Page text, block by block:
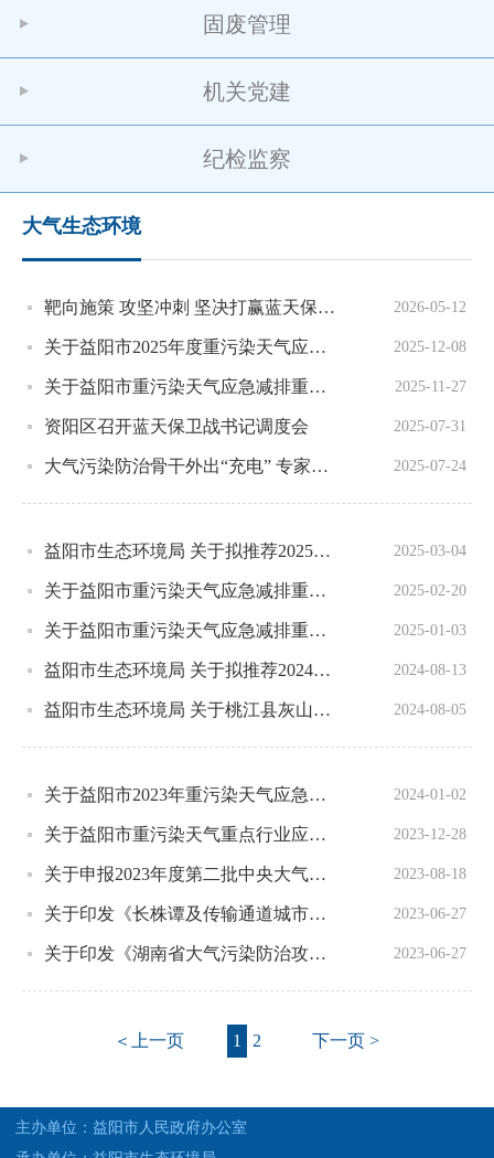
固废管理
机关党建
纪检监察
大气生态环境
靶向施策 攻坚冲刺 坚决打赢蓝天保卫战——沅江市召开大气污染防治工作调度推进会 2026-05-12
关于益阳市2025年度重污染天气应急减排清单的公示 2025-12-08
关于益阳市重污染天气应急减排重点行业绩效提级企业名单的公示 2025-11-27
资阳区召开蓝天保卫战书记调度会 2025-07-31
大气污染防治骨干外出“充电” 专家把脉开方助力蓝天保卫战 2025-07-24
益阳市生态环境局 关于拟推荐2025年第一批申报中央大气污染防治资金 项目名单的公示 2025-03-04
关于益阳市重污染天气应急减排重点行业绩效提级企业名单的公示 2025-02-20
关于益阳市重污染天气应急减排重点行业绩效提级企业名单的公示 2025-01-03
益阳市生态环境局 关于拟推荐2024年第二、三批申报中央大气污染防治资金项目名单的公示 2024-08-13
益阳市生态环境局 关于桃江县灰山港镇诚信生猪定点屠宰厂 入河排污口设置受理情况的公示 2024-08-05
关于益阳市2023年重污染天气应急减排清单的公示 2024-01-02
关于益阳市重污染天气重点行业应急减排绩效提级企业名单的公示 2023-12-28
关于申报2023年度第二批中央大气污染防治资金项目的公示 2023-08-18
关于印发《长株谭及传输通道城市环境空气质量达标攻坚行动计划》的通知（湘政办发[2023]3号） 2023-06-27
关于印发《湖南省大气污染防治攻坚行动工作方案》的通知（湘生环委办[2023]5号） 2023-06-27
＜上一页 1 2 下一页 >
主办单位：益阳市人民政府办公室